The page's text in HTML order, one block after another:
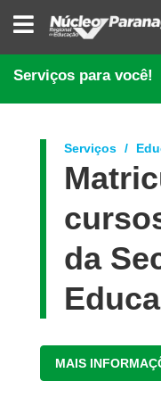
NÚCLEO
REGIONAL
EDUCAÇÃO
DE
PARANAGUÁ
Serviços para você!
Serviços
da
MAIS